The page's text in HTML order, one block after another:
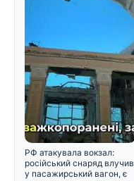
РФ атакувала вокзал:
російський снаряд влучив
у пасажирський вагон, є